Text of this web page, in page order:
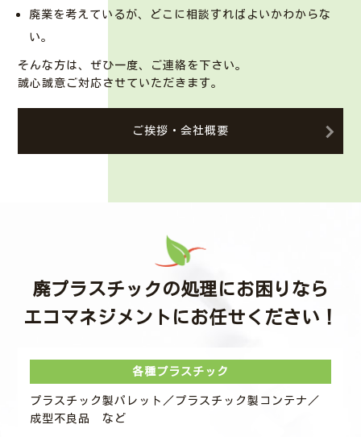
廃業を考えているが、どこに相談すればよいかわからな
い。
そんな方は、ぜひ一度、ご連絡を下さい。
誠心誠意ご対応させていただきます。
ご挨拶・会社概要
廃プラスチックの処理にお困りなら
エコマネジメントにお任せください！
各種プラスチック
プラスチック製パレット／プラスチック製コンテナ／
成型不良品 など